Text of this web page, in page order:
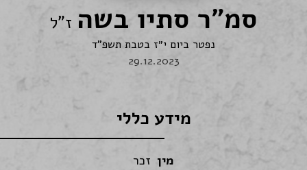
סמ"ר סתיו בשהז"ל
נפטר ביום י״ז בטבת תשפ"ד
29.12.2023
מידע כללי
מין זכר